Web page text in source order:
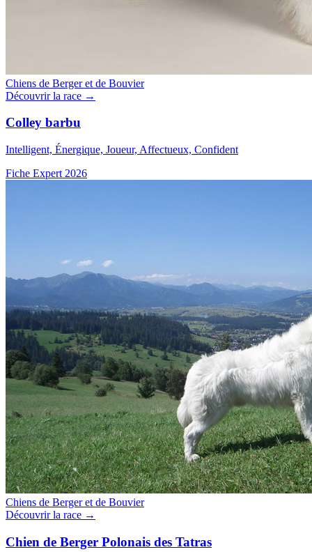
Chiens de Berger et de Bouvier
Découvrir la race →
Colley barbu
Intelligent, Énergique, Joueur, Affectueux, Confident
Fiche Expert 2026
Chiens de Berger et de Bouvier
Découvrir la race →
Chien de Berger Polonais des Tatras